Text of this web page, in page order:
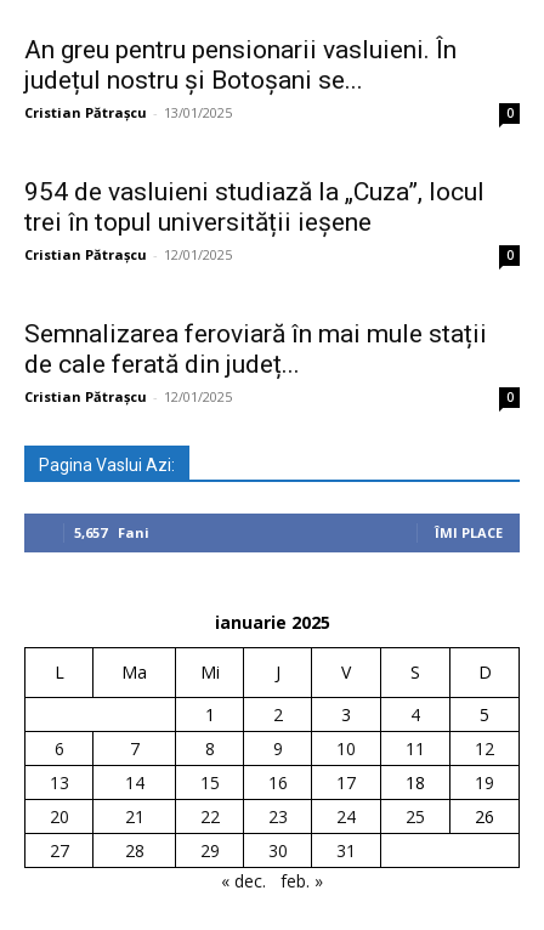
An greu pentru pensionarii vasluieni. În
județul nostru și Botoșani se...
Cristian Pătrașcu - 13/01/2025 0
954 de vasluieni studiază la „Cuza”, locul
trei în topul universității ieșene
Cristian Pătrașcu - 12/01/2025 0
Semnalizarea feroviară în mai mule stații
de cale ferată din județ...
Cristian Pătrașcu - 12/01/2025 0
Pagina Vaslui Azi:
5,657 Fani ÎMI PLACE
ianuarie 2025
L Ma Mi J V S
D
1
2 3 4
5
6
7 8 9 10 11
12
13
14 15 16 17 18
19
20
21 22 23 24 25
26
27
28 29 30
31
« dec.
feb. »